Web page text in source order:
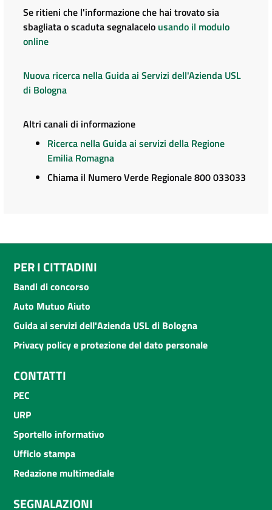
Se ritieni che l'informazione che hai trovato sia
sbagliata o scaduta segnalacelo usando il modulo
online
Nuova ricerca nella Guida ai Servizi dell'Azienda USL
di Bologna
Altri canali di informazione
Ricerca nella Guida ai servizi della Regione
Emilia Romagna
Chiama il Numero Verde Regionale 800 033033
PER I CITTADINI
Bandi di concorso
Auto Mutuo Aiuto
Guida ai servizi dell'Azienda USL di Bologna
Privacy policy e protezione del dato personale
CONTATTI
PEC
URP
Sportello informativo
Ufficio stampa
Redazione multimediale
SEGNALAZIONI